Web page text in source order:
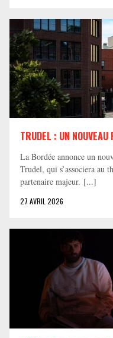
TRUDEL : UN
La Bordée annonce un
Trudel, qui s’associera au
partenaire majeur. [...]
27 AVRIL 2026